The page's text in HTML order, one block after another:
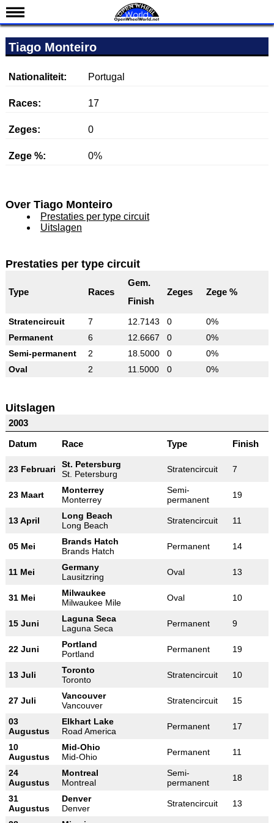
Nieuws
Kalender
Uitslagen
Teams
IndyCar 101
Tiago Monteiro
Nationaliteit: Portugal
Races: 17
Zeges: 0
Zege %: 0%
Over Tiago Monteiro
Prestaties per type circuit
Uitslagen
Prestaties per type circuit
Type Races
Gem.
Finish
Zeges Zege %
Stratencircuit 7 12.7143 0
0%
Permanent
6 12.6667 0
0%
Semi-permanent
2 18.5000 0
0%
Oval
2 11.5000 0 0%
Uitslagen
2003
Datum
Race Type Finish
23 Februari
St. Petersburg
St. Petersburg
Stratencircuit 7
23 Maart
Monterrey
Monterrey
Semi-
permanent
19
13 April
Long Beach
Long Beach
Stratencircuit 11
05 Mei
Brands Hatch
Brands Hatch
Permanent 14
11 Mei
Germany
Lausitzring
Oval 13
31 Mei
Milwaukee
Milwaukee Mile
Oval 10
15 Juni
Laguna Seca
Laguna Seca
Permanent 9
22 Juni
Portland
Portland
Permanent 19
13 Juli
Toronto
Toronto
Stratencircuit 10
27 Juli
Vancouver
Vancouver
Stratencircuit 15
03
Augustus
Elkhart Lake
Road America
Permanent 17
10
Augustus
Mid-Ohio
Mid-Ohio
Permanent 11
24
Augustus
Montreal
Montreal
Semi-
permanent
18
31
Augustus
Denver
Denver
Stratencircuit 13